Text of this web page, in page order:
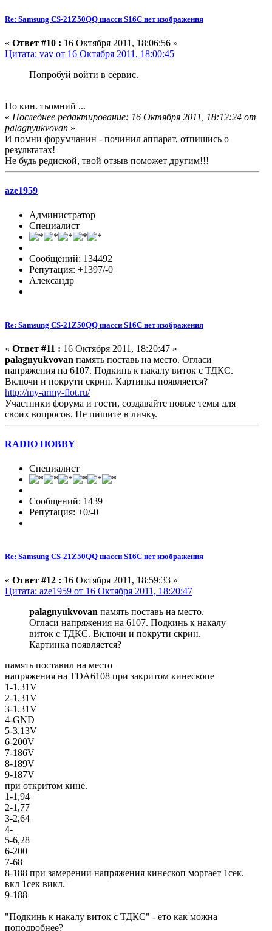
Re: Samsung CS-21Z50QQ шасси S16C нет изображения
« Ответ #10 : 16 Октября 2011, 18:06:56 »
Цитата: vav от 16 Октября 2011, 18:00:45
Попробуй войти в сервис.
Но кин. тьомний ...
« Последнее редактирование: 16 Октября 2011, 18:12:24 от
palagnyukvovan »
И помни форумчанин - починил аппарат, отпишись о
результатах!
Не будь редиской, твой отзыв поможет другим!!!
aze1959
Администратор
Специалист
Сообщений: 134492
Репутация: +1397/-0
Александр
Re: Samsung CS-21Z50QQ шасси S16C нет изображения
« Ответ #11 : 16 Октября 2011, 18:20:47 »
palagnyukvovan память поставь на место. Огласи
напряжения на 6107. Подкинь к накалу виток с ТДКС.
Включи и покрути скрин. Картинка появляется?
http://my-army-flot.ru/
Участники форума и гости, создавайте новые темы для
своих вопросов. Не пишите в личку.
RADIO HOBBY
Специалист
Сообщений: 1439
Репутация: +0/-0
Re: Samsung CS-21Z50QQ шасси S16C нет изображения
« Ответ #12 : 16 Октября 2011, 18:59:33 »
Цитата: aze1959 от 16 Октября 2011, 18:20:47
palagnyukvovan память поставь на место.
Огласи напряжения на 6107. Подкинь к накалу
виток с ТДКС. Включи и покрути скрин.
Картинка появляется?
память поставил на место
напряжения на TDA6108 при закритом кинескопе
1-1.31V
2-1.31V
3-1.31V
4-GND
5-3.13V
6-200V
7-186V
8-189V
9-187V
при откритом кине.
1-1,94
2-1,77
3-2,64
4-
5-6,28
6-200
7-68
8-188 при замерении напряжения кинескоп моргает 1сек.
вкл 1сек викл.
9-188
"Подкинь к накалу виток с ТДКС" - ето как можна
поподробнее?